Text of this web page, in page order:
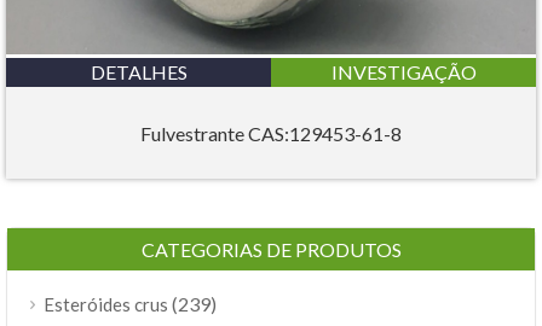
DETALHES INVESTIGAÇÃO
Fulvestrante CAS:129453-61-8
CATEGORIAS DE PRODUTOS
Esteróides crus (239)